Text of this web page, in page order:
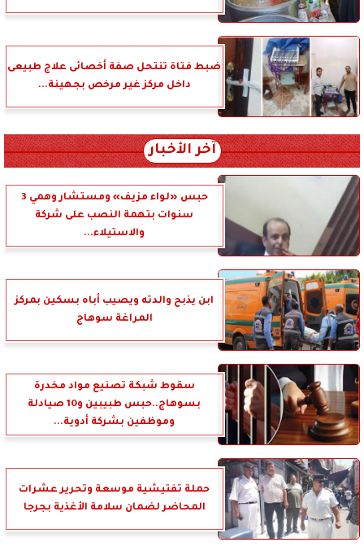
ضبط فتاة تنتحل صفة أخصائى علاج طبيعى
داخل مركز غير مرخص بجهينة...
آخر الأخبار
حبس «لواء مزيف» ومستشار وهمي 3
سنوات بتهمة النصب على شركة
والاستيلاء...
ابن يذبح والدته ويصيب أباه بسكين بمركز
المراغة سوهاج
سقوط شبكة تصنيع مواد مخدرة
بسوهاج..حبس طبيبين و10 صيادلة
وموظفين بشركة أدوية...
حملة تفتيشية موسعة وتحرير عشرات
المحاضر لضمان سلامة الأغذية بجرجا